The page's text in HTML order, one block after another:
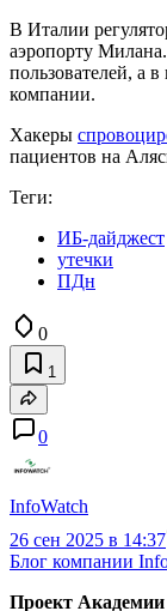
В Италии
аэропорту
пользователей, а
компании.
Хакеры
пациентов на
Теги:
ИБ-дайджест
утечки
ПДн
0
1
0
InfoWatch
26 сен 2025 в 14:37
Блог компании
Проект